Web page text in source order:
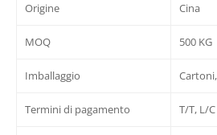
Origine Cina
MOQ 500 KG
Imballaggio
Termini di pagamento T/T, L/C